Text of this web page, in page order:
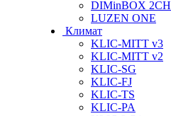
DIMinBOX 2CH
LUZEN ONE
Климат
KLIC-MITT v3
KLIC-MITT v2
KLIC-SG
KLIC-FJ
KLIC-TS
KLIC-PA